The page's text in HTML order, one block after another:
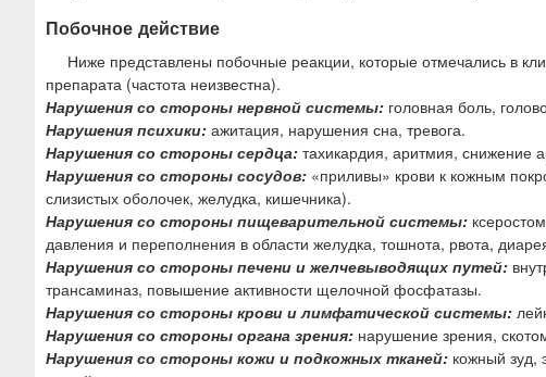
Побочное действие
Ниже представлены побочные реакции, которые отмечались в
препарата (частота неизвестна).
Нарушения со стороны нервной системы: головная боль,
Нарушения психики: ажитация, нарушения сна, тревога.
Нарушения со стороны сердца: тахикардия, аритмия, снижение
Нарушения со стороны сосудов: «приливы» крови к кожным
слизистых оболочек, желудка, кишечника).
Нарушения со стороны пищеварительной системы:
давления и переполнения в области желудка, тошнота, рвота,
Нарушения со стороны печени и желчевыводящих путей:
трансаминаз, повышение активности щелочной фосфатазы.
Нарушения со стороны крови и лимфатической системы:
Нарушения со стороны органа зрения: нарушение зрения,
Нарушения со стороны кожи и подкожных тканей: кожный зуд,